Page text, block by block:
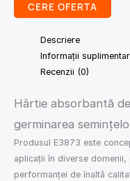
CERE OFERTA
Descriere
Informații
Recenzii (0)
Hârtie absorbantă
germinarea
Produsul E3873 este
aplicații în diverse
performanței de înaltă